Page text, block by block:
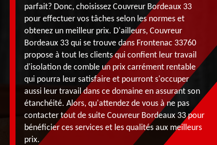
parfait? Donc, choisissez Couvreur Bordeaux 33
pour effectuer vos tâches selon les normes et
obtenez un meilleur prix. D'ailleurs, Couvreur
Bordeaux 33 qui se trouve dans Frontenac 33760
propose à tout les clients qui confient leur travail
d'isolation de comble un prix carrément rentable
qui pourra leur satisfaire et pourront s'occuper
aussi leur travail dans ce domaine en assurant son
étanchéité. Alors, qu'attendez de vous à ne pas
contacter tout de suite Couvreur Bordeaux 33 pour
bénéficier ces services et les qualités aux meilleurs
prix.